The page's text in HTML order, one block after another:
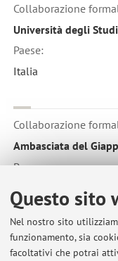
Questo sito
Nel nostro sito
funzionamento, sia
facoltativi che potrai
Collaborazione
Università degli
Paese:
Italia
Collaborazione
Ambasciata del
Paese: